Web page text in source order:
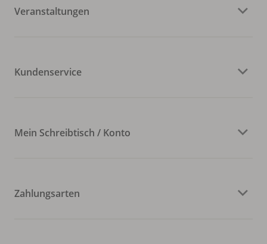
Veranstaltungen
Kundenservice
Mein Schreibtisch / Konto
Zahlungsarten